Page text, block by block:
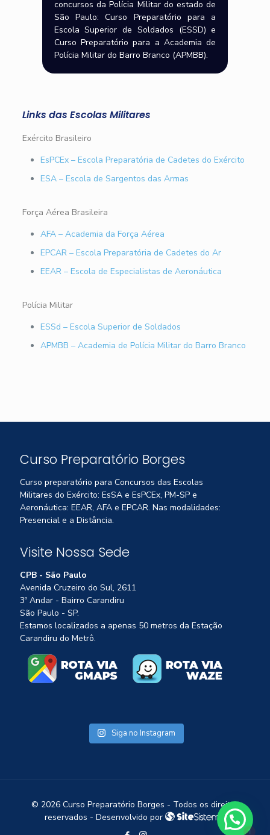
concursos da Polícia Militar do estado de
São Paulo: Curso Preparatório para a
Escola Superior de Soldados (ESSD) e
Curso Preparatório para a Academia de
Polícia Militar do Barro Branco (APMBB).
Links das Escolas Militares
Exército Brasileiro
EsPCEx – Escola Preparatória de Cadetes do Exército
ESA – Escola de Sargentos das Armas
Força Aérea Brasileira
AFA – Academia da Força Aérea
EPCAR – Escola Preparatória de Cadetes do Ar
EEAR – Escola de Especialistas de Aeronáutica
Polícia Militar
ESSd – Escola Superior de Soldados
APMBB – Academia de Polícia Militar do Barro Branco
Curso Preparatório Borges
Curso preparatório para Concursos das Escolas
Militares do Exército: EsSA e EsPCEx, PM-SP e
Aeronáutica: EEAR, AFA e EPCAR. Nas modalidades:
Presencial e a Distância.
Visite Nossa Sede
CPB - São Paulo
Avenida Cruzeiro do Sul, 2611
3º Andar - Bairro Carandiru
São Paulo - SP.
Estamos localizados a apenas 50 metros da Estação
Carandiru do Metrô.
Siga no Instagram
© 2026 Curso Preparatório Borges - Todos os direitos
reservados - Desenvolvido por
1